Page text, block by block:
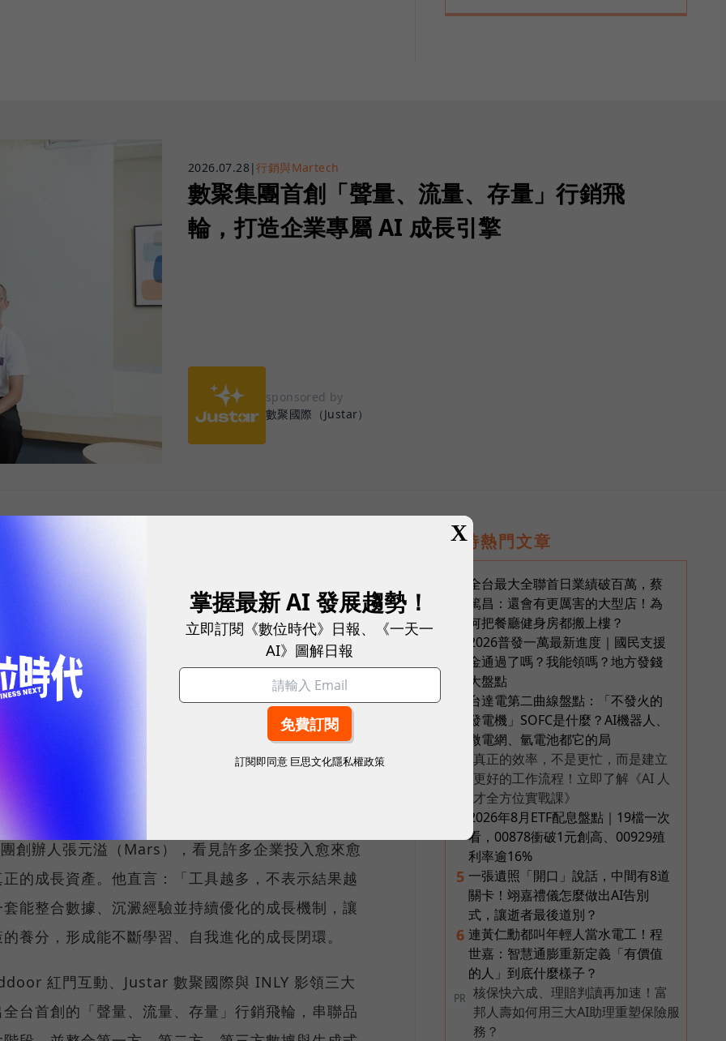
2026.07.28 |行銷與Martech
數聚集團首創「聲量、流量、存量」行銷飛
輪，打造企業專屬 AI 成長引擎
sponsored by
數聚國際（Justar）
，企業陸續導入口碑行銷、廣告投放、會員經營等
工具，希望精準掌握每一次與消費者互動的機
跑者，雖然每一棒都努力衝刺，卻常常無法將成果
經營往往分屬不同負責人、使用不同平台，不僅數
創辦人張元溢（Mars），看見許多企業投入愈來愈
的成長資產。他直言：「工具越多，不表示結果越
能整合數據、沉澱經驗並持續優化的成長機制，讓
養分，形成能不斷學習、自我進化的成長閉環。
紅門互動、Justar 數聚國際與 INLY 影領三大
台首創的「聲量、流量、存量」行銷飛輪，串聯品
即時熱門文章
全台最大全聯首日業績破百萬，蔡
篤昌：還會有更厲害的大型店！為
何把餐廳健身房都搬上樓？
2026普發一萬最新進度｜國民支援
金通過了嗎？我能領嗎？地方發錢
大盤點
台達電第二曲線盤點：「不發火的
發電機」SOFC是什麼？AI機器人、
微電網、氫電池都它的局
真正的效率，不是更忙，而是建立
更好的工作流程！立即了解《AI 人
才全方位實戰課》
2026年8月ETF配息盤點｜19檔一次
看，00878衝破1元創高、00929殖
利率逾16%
5 一張遺照「開口」說話，中間有8道
關卡！翊嘉禮儀怎麼做出AI告別
式，讓逝者最後道別？
6 連黃仁勳都叫年輕人當水電工！程
世嘉：智慧通膨重新定義「有價值
的人」到底什麼樣子？
PR
核保快六成、理賠判讀再加速！富
邦人壽如何用三大AI助理重塑保險服
務？
X
掌握最新 AI 發展趨勢！
立即訂閱《數位時代》日報、《一天一
AI》圖解日報
訂閱即同意 巨思文化隱私權政策